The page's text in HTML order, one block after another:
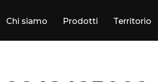
Chi siamo Prodotti Territorio